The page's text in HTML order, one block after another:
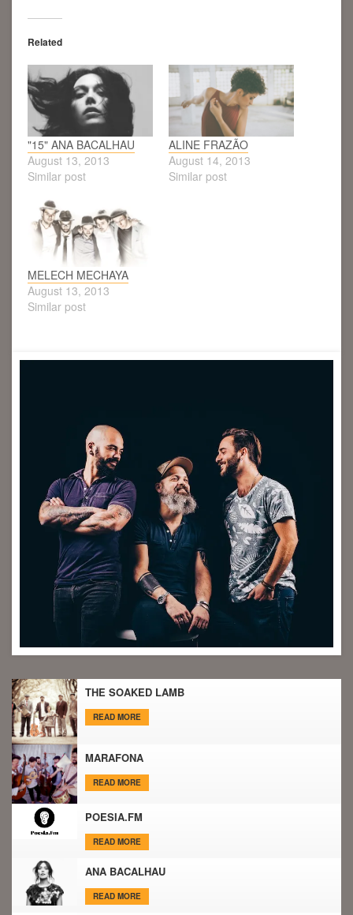
Related
"15" ANA BACALHAU
August 13, 2013
Similar post
ALINE FRAZÃO
August 14, 2013
Similar post
MELECH MECHAYA
August 13, 2013
Similar post
THE SOAKED LAMB
READ MORE
MARAFONA
READ MORE
POESIA.FM
READ MORE
ANA BACALHAU
READ MORE